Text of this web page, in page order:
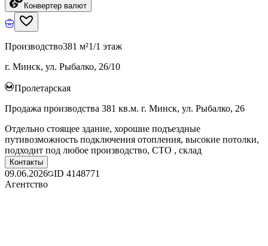
Конвертер валют
Производство381 м²1/1 этаж
г. Минск, ул. Рыбалко, 26/10
Пролетарская
Продажа производства 381 кв.м. г. Минск, ул. Рыбалко, 26
Отдельно стоящее здание, хорошие подъездные
путивозможность подключения отопления, высокие потолки,
подходит под любое производство, СТО , склад
Контакты
09.06.2026 ID 4148771
Агентство